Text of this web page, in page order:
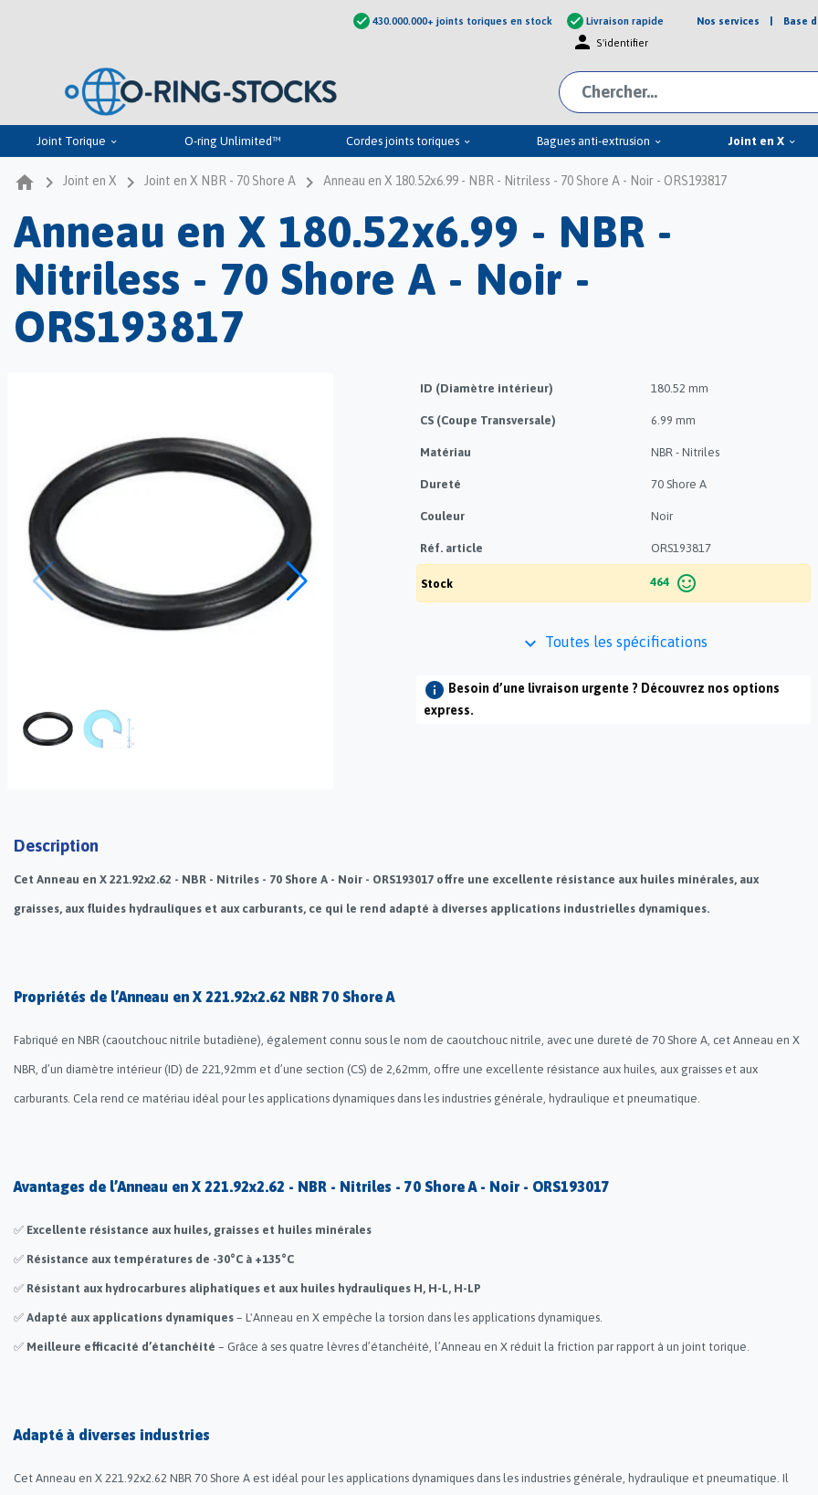
check 430.000.000+ joints toriques en stock check Livraison rapide Nos services | Base
person S'identifier
Joint Torique keyboard_arrow_down O-ring Unlimited™ Cordes joints toriques keyboard_arrow_down Bagues anti-extrusion keyboard_arrow_down Joint en X keyboard_arrow_down
home navigate_next Joint en X navigate_next Joint en X NBR - 70 Shore A navigate_next Anneau en X 180.52x6.99 - NBR - Nitriless - 70 Shore A - Noir - ORS193817
Anneau en X 180.52x6.99 - NBR -
Nitriless - 70 Shore A - Noir -
ORS193817
ID (Diamètre intérieur) 180.52 mm
CS (Coupe Transversale) 6.99 mm
Matériau NBR - Nitriles
Dureté 70 Shore A
Couleur Noir
Réf. article ORS193817
Stock 464 sentiment_satisfied_alt
keyboard_arrow_down Toutes les spécifications
info Besoin d’une livraison urgente ? Découvrez nos options
express.
Description
Cet Anneau en X 221.92x2.62 - NBR - Nitriles - 70 Shore A - Noir - ORS193017 offre une excellente résistance aux huiles minérales, aux
graisses, aux fluides hydrauliques et aux carburants, ce qui le rend adapté à diverses applications industrielles dynamiques.
Propriétés de l’Anneau en X 221.92x2.62 NBR 70 Shore A
Fabriqué en NBR (caoutchouc nitrile butadiène), également connu sous le nom de caoutchouc nitrile, avec une dureté de 70 Shore A, cet Anneau en X
NBR, d’un diamètre intérieur (ID) de 221,92mm et d’une section (CS) de 2,62mm, offre une excellente résistance aux huiles, aux graisses et aux
carburants. Cela rend ce matériau idéal pour les applications dynamiques dans les industries générale, hydraulique et pneumatique.
Avantages de l’Anneau en X 221.92x2.62 - NBR - Nitriles - 70 Shore A - Noir - ORS193017
✅ Excellente résistance aux huiles, graisses et huiles minérales
✅ Résistance aux températures de -30°C à +135°C
✅ Résistant aux hydrocarbures aliphatiques et aux huiles hydrauliques H, H-L, H-LP
✅ Adapté aux applications dynamiques – L'Anneau en X empêche la torsion dans les applications dynamiques.
✅ Meilleure efficacité d’étanchéité – Grâce à ses quatre lèvres d’étanchéité, l’Anneau en X réduit la friction par rapport à un joint torique.
Adapté à diverses industries
Cet Anneau en X 221.92x2.62 NBR 70 Shore A est idéal pour les applications dynamiques dans les industries générale, hydraulique et pneumatique. Il
check Commande en ligne simplifiée